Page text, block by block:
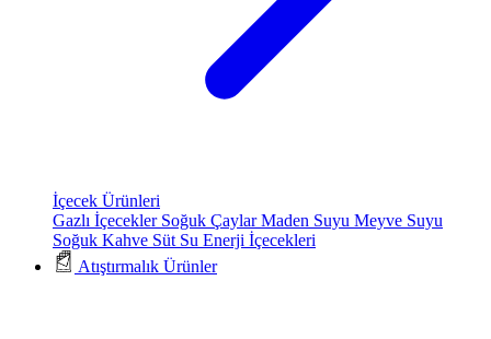
İçecek Ürünleri
Gazlı İçecekler Soğuk ÇaylarMaden Suyu Meyve Suyu
Soğuk Kahve Süt Su Enerji İçecekleri
Atıştırmalık Ürünler